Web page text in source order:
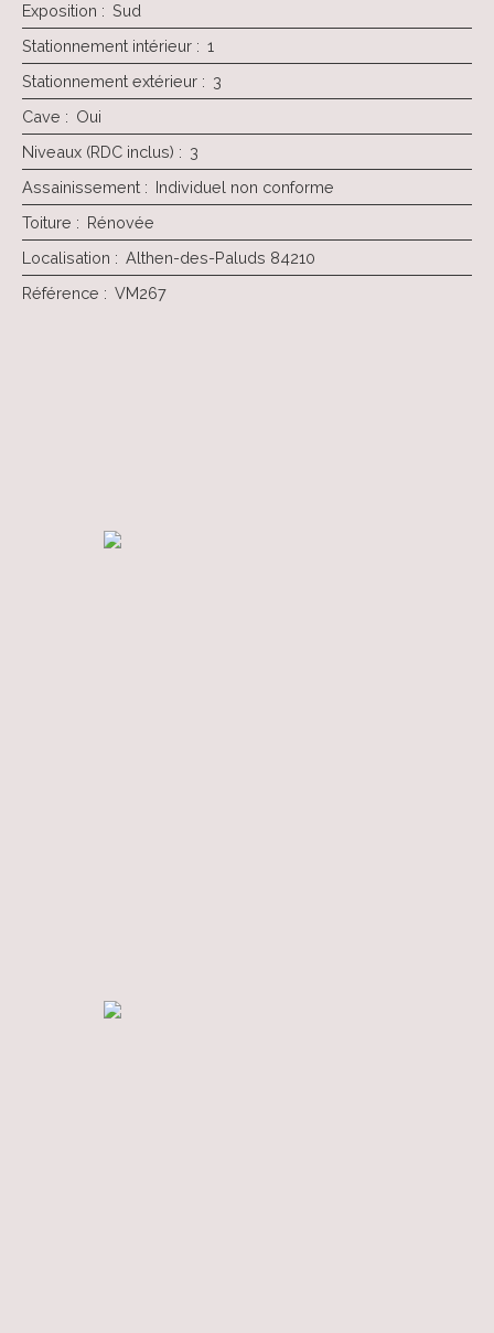
Exposition : Sud
Stationnement intérieur : 1
Stationnement extérieur : 3
Cave : Oui
Niveaux (RDC inclus) : 3
Assainissement : Individuel non conforme
Toiture : Rénovée
Localisation : Althen-des-Paluds 84210
Référence : VM267